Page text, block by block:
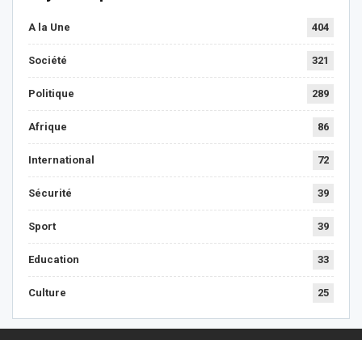
A la Une 404
Société 321
Politique 289
Afrique 86
International 72
Sécurité 39
Sport 39
Education 33
Culture 25